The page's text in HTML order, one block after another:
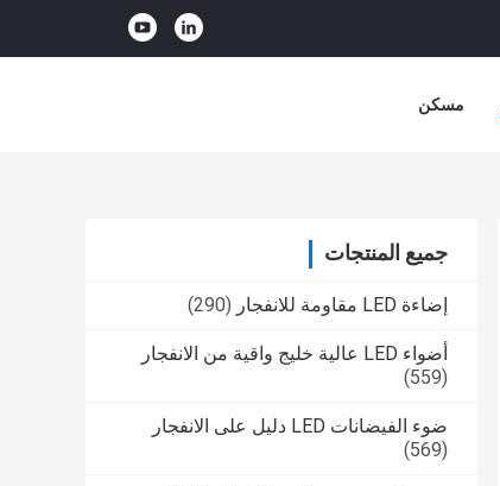
مسكن
جميع المنتجات
إضاءة LED مقاومة للانفجار (290)
أضواء LED عالية خليج واقية من الانفجار
(559)
ضوء الفيضانات LED دليل على الانفجار
(569)